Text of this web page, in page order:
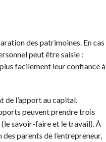
des patrimoines. En cas
peut être saisie :
facilement leur confiance à
de l’apport au capital.
peuvent prendre trois
(le savoir-faire et le travail). À
parents de l’entrepreneur,